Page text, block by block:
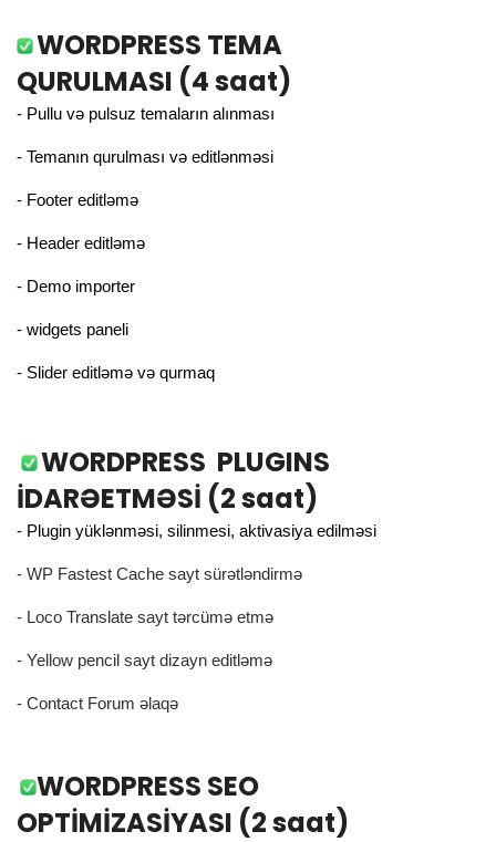
WORDPRESS TEMA
QURULMASI (4 saat)
- Pullu və pulsuz temaların alınması
- Temanın qurulması və editlənməsi
- Footer editləmə
- Header editləmə
- Demo importer
- widgets paneli
- Slider editləmə və qurmaq
WORDPRESS PLUGINS
İDARƏETMƏSİ (2 saat)
- Plugin yüklənməsi, silinmesi, aktivasiya edilməsi
- WP Fastest Cache sayt sürətləndirmə
- Loco Translate sayt tərcümə etmə
- Yellow pencil sayt dizayn editləmə
- Contact Forum əlaqə
WORDPRESS SEO
OPTİMİZASİYASI (2 saat)